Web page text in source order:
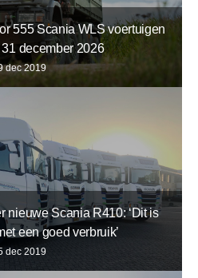
555 Scania WLS voertuigen
31 december 2026
dec 2019
nieuwe Scania R410: ‘Dit is
een goed verbruik’
dec 2019